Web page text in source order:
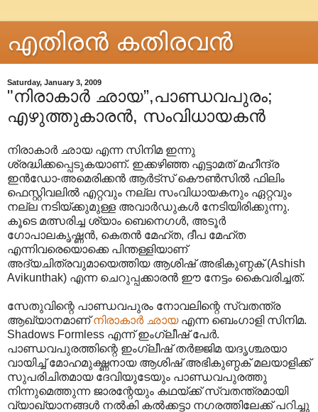
എതിരന്‍ കതിരവന്‍
Saturday, January 3, 2009
"നിരാകാര്‍ ഛായ”,പാണ്ഡവപുരം;
എഴുത്തുകാരൻ, സംവിധായകൻ
നിരാകാര്‍ ഛായ എന്ന സിനിമ ഇന്നു
ശ്രദ്ധിക്കപ്പെടുകയാണ്. ഇക്കഴിഞ്ഞ എട്ടാമത് മഹീന്ദ്ര
ഇന്‍ഡോ-അമെരിക്കന്‍ ആര്‍ട്സ് കൌൺ‍സില്‍ ഫിലിം
ഫെസ്റ്റിവലില്‍ എറ്റവും നല്ല സംവിധായകനും ഏറ്റവും
നല്ല നടിയ്ക്കുമുള്ള അവാർഡുകള്‍ നേടിയിരിക്കുന്നു.
കൂടെ മത്സരിച്ച ശ്യാം ബെനെഗള്‍, അടൂര്‍
ഗോപാലകൃഷ്ണന്‍, കെതന്‍ മേഹ്ത, ദീപ മേഹ്ത
എന്നിവരെയൊക്കെ പിന്തള്ളിയാണ്
അദ്യചിത്രവുമായെത്തിയ ആശിഷ് അഭികുണ്ഠക് (Ashish
Avikunthak) എന്ന ചെറുപ്പക്കാരന്‍‍ ഈ നേട്ടം കൈവരിച്ചത്.
സേതുവിന്റെ പാണ്ഡവപുരം നോവലിന്റെ സ്വതന്ത്ര
ആഖ്യാനമാണ്നിരാകാര്‍ ഛായഎന്ന ബെംഗാളി സിനിമ.
Shadows Formless എന്ന് ഇംഗ്ലീഷ് പേർ.
പാണ്ഡവപുരത്തിന്റെ ഇംഗ്ലീഷ് തര്‍ജ്ജിമ യദൃശ്ഛയാ
വായിച്ച് മോഹമുഗ്ദ്ധനായ ആശിഷ് അഭികുണ്ഠക് മലയാളിക്ക്
സുപരിചിതമായ ദേവിയുടേയും പാണ്ഡവപുരത്തു
നിന്നുമെത്തുന്ന ജാരന്റേയും കഥയ്ക്ക് സ്വതന്ത്രമായി
വ്യാഖ്യാനങ്ങള്‍ നല്‍കി കല്‍ക്കട്ടാ നഗരത്തിലേക്ക് പറിച്ചു